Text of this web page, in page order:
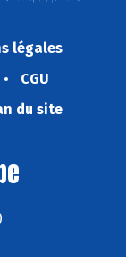
légales
CGU
du site